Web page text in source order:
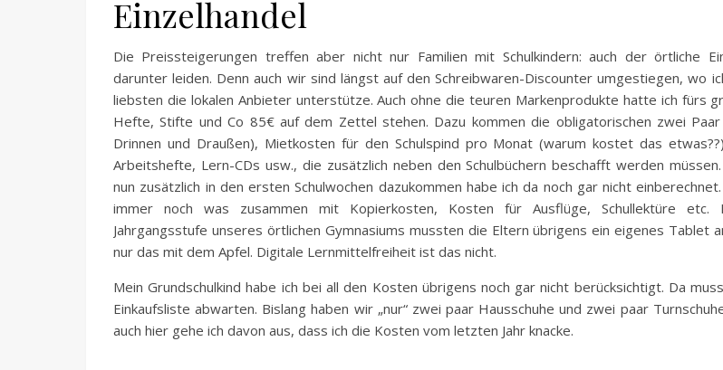
Einzelhandel
Die Preissteigerungen treffen aber nicht nur Familien mit Schulkindern: auch der örtliche
darunter leiden. Denn auch wir sind längst auf den Schreibwaren-Discounter umgestiegen, wo
liebsten die lokalen Anbieter unterstütze. Auch ohne die teuren Markenprodukte hatte ich fürs
Hefte, Stifte und Co 85€ auf dem Zettel stehen. Dazu kommen die obligatorischen zwei
Drinnen und Draußen), Mietkosten für den Schulspind pro Monat (warum kostet das
Arbeitshefte, Lern-CDs usw., die zusätzlich neben den Schulbüchern beschafft werden
nun zusätzlich in den ersten Schulwochen dazukommen habe ich da noch gar nicht
immer noch was zusammen mit Kopierkosten, Kosten für Ausflüge, Schullektüre etc.
Jahrgangsstufe unseres örtlichen Gymnasiums mussten die Eltern übrigens ein eigenes Tablet
nur das mit dem Apfel. Digitale Lernmittelfreiheit ist das nicht.
Mein Grundschulkind habe ich bei all den Kosten übrigens noch gar nicht berücksichtigt. Da
Einkaufsliste abwarten. Bislang haben wir „nur“ zwei paar Hausschuhe und zwei paar
auch hier gehe ich davon aus, dass ich die Kosten vom letzten Jahr knacke.